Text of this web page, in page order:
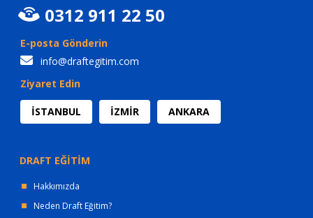
0312 911 22 50
E-posta Gönderin
info@draftegitim.com
Ziyaret Edin
İSTANBUL İZMİR ANKARA
DRAFT EĞİTİM
Hakkımızda
Neden Draft Eğitim?